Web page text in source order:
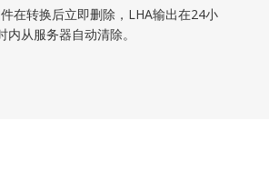
在转换后立即删除，LHA输出在24小
内从服务器自动清除。